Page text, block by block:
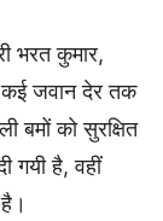
भरत कुमार,
कई जवान देर तक
बमों को सुरक्षित
गयी है, वहीं